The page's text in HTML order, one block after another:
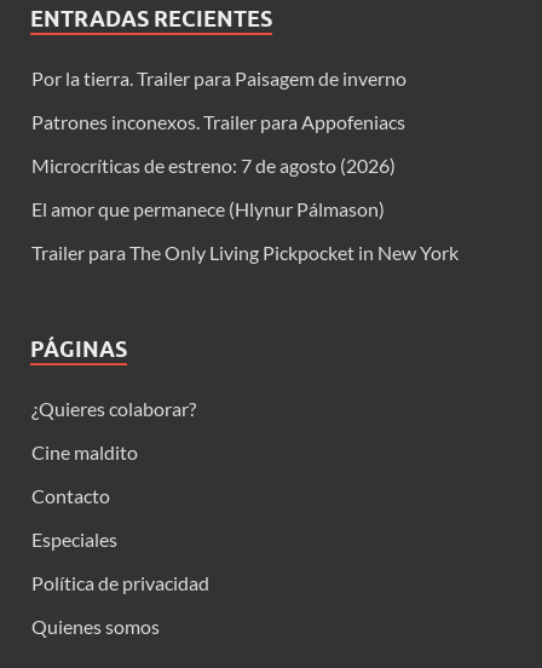
ENTRADAS RECIENTES
Por la tierra. Trailer para Paisagem de inverno
Patrones inconexos. Trailer para Appofeniacs
Microcríticas de estreno: 7 de agosto (2026)
El amor que permanece (Hlynur Pálmason)
Trailer para The Only Living Pickpocket in New York
PÁGINAS
¿Quieres colaborar?
Cine maldito
Contacto
Especiales
Política de privacidad
Quienes somos